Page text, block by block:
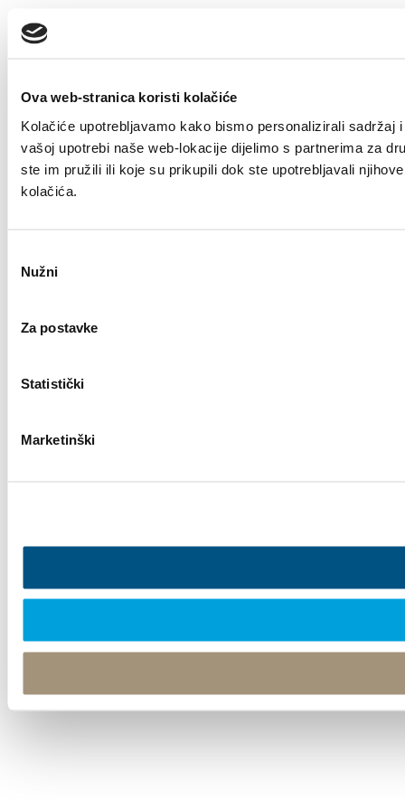
Ova web-stranica koristi kolačiće
Kolačiće upotrebljavamo kako bismo personalizirali
vašoj upotrebi naše web-lokacije dijelimo s partnerima za
ste im pružili ili koje su prikupili dok ste upotrebljavali
kolačića.
pristanka
Nužni
Za postavke
Statistički
Marketinški